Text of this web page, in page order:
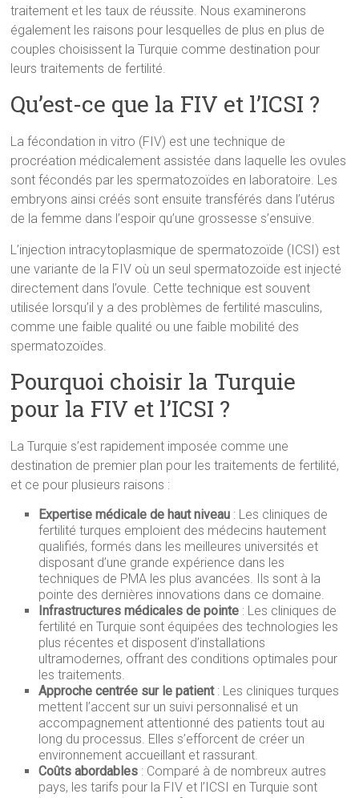
traitement et les taux de réussite. Nous examinerons
également les raisons pour lesquelles de plus en plus de
couples choisissent la Turquie comme destination pour
leurs traitements de fertilité.
Qu’est-ce que la FIV et l’ICSI ?
La fécondation in vitro (FIV) est une technique de
procréation médicalement assistée dans laquelle les ovules
sont fécondés par les spermatozoïdes en laboratoire. Les
embryons ainsi créés sont ensuite transférés dans l’utérus
de la femme dans l’espoir qu’une grossesse s’ensuive.
L’injection intracytoplasmique de spermatozoïde (ICSI) est
une variante de la FIV où un seul spermatozoïde est injecté
directement dans l’ovule. Cette technique est souvent
utilisée lorsqu’il y a des problèmes de fertilité masculins,
comme une faible qualité ou une faible mobilité des
spermatozoïdes.
Pourquoi choisir la Turquie
pour la FIV et l’ICSI ?
La Turquie s’est rapidement imposée comme une
destination de premier plan pour les traitements de fertilité,
et ce pour plusieurs raisons :
Expertise médicale de haut niveau : Les cliniques de
fertilité turques emploient des médecins hautement
qualifiés, formés dans les meilleures universités et
disposant d’une grande expérience dans les
techniques de PMA les plus avancées. Ils sont à la
pointe des dernières innovations dans ce domaine.
Infrastructures médicales de pointe : Les cliniques de
fertilité en Turquie sont équipées des technologies les
plus récentes et disposent d’installations
ultramodernes, offrant des conditions optimales pour
les traitements.
Approche centrée sur le patient: Les cliniques turques
mettent l’accent sur un suivi personnalisé et un
accompagnement attentionné des patients tout au
long du processus. Elles s’efforcent de créer un
environnement accueillant et rassurant.
Coûts abordables : Comparé à de nombreux autres
pays, les tarifs pour la FIV et l’ICSI en Turquie sont